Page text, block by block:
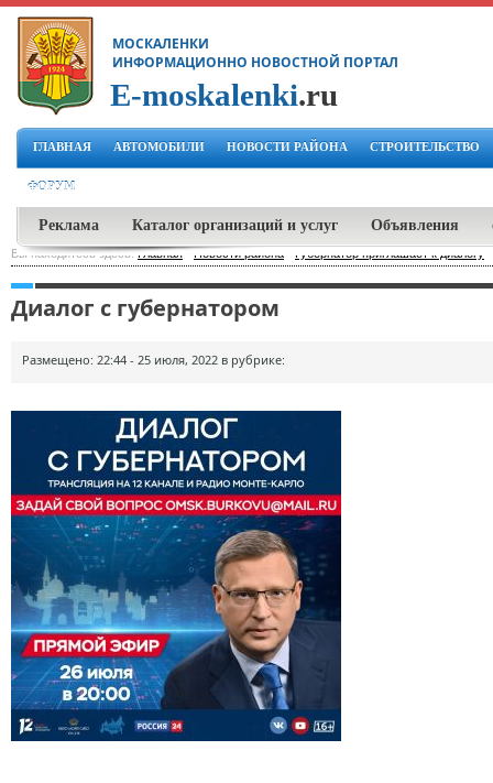
МОСКАЛЕНКИ
ИНФОРМАЦИОННО НОВОСТНОЙ ПОРТАЛ
E-moskalenki.ru
ГЛАВНАЯ АВТОМОБИЛИ НОВОСТИ РАЙОНА СТРОИТЕЛЬСТВО
ФОРУМ
Реклама Каталог организаций и услуг Объявления
Вы находитесь здесь:Главная-Новости района Губернатор приглашает к диалогу
Диалог с губернатором
Размещено: 22:44 - 25 июля, 2022 в рубрике: